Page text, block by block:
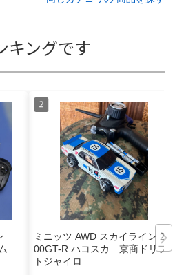
キングです
ミニッツ AWD スカイライン 20
00GT-R ハコスカ 京商ドリフ
トジャイロ